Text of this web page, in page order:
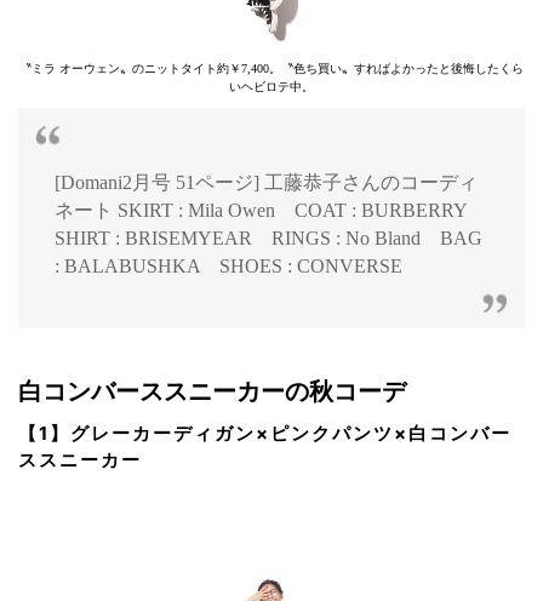
〝ミラ オーウェン〟のニットタイト約￥7,400。〝色ち買い〟すればよかったと後悔したくら
いヘビロテ中。
[Domani2月号 51ページ] 工藤恭子さんのコーディ
ネート SKIRT : Mila Owen COAT : BURBERRY
SHIRT : BRISEMYEAR RINGS : No Bland BAG
: BALABUSHKA SHOES : CONVERSE
白コンバーススニーカーの秋コーデ
【1】グレーカーディガン×ピンクパンツ×白コンバー
ススニーカー